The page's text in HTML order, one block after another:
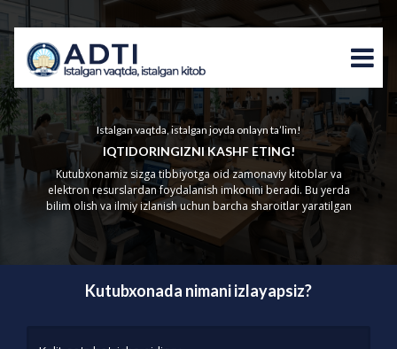
Istalgan vaqtda, istalgan joyda onlayn ta’lim!
IQTIDORINGIZNI KASHF ETING!
Kutubxonamiz sizga tibbiyotga oid zamonaviy kitoblar va
elektron resurslardan foydalanish imkonini beradi. Bu yerda
bilim olish va ilmiy izlanish uchun barcha sharoitlar yaratilgan
Kutubxonada nimani izlayapsiz?